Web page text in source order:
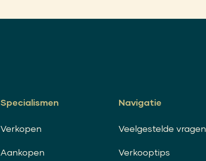
Specialismen
Verkopen
Aankopen
Navigatie
Veelgestelde vragen
Verkooptips